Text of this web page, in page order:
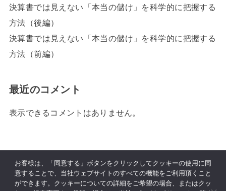
決算書では見えない「本当の儲け」を科学的に把握する
方法（後編）
決算書では見えない「本当の儲け」を科学的に把握する
方法（前編）
最近のコメント
表示できるコメントはありません。
HOME 投稿者 : hidekazu.higashi
クラウド戦略 MG 利用規約 Cookie ポリシー
お客様は、「同意する」ボタンをクリックしてクッキーの使用に同
意することで、当社ウェブサイトのすべての機能をご利用頂くこと
ができます。クッキーについての詳細をご希望の場合、またはクッ